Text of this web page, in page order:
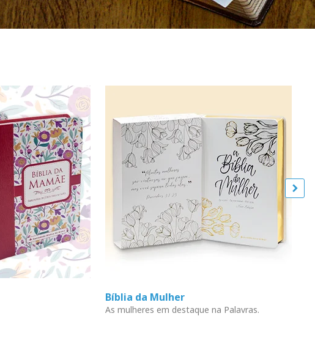
Bíblia da Mulher
As mulheres em destaque na Palavras.